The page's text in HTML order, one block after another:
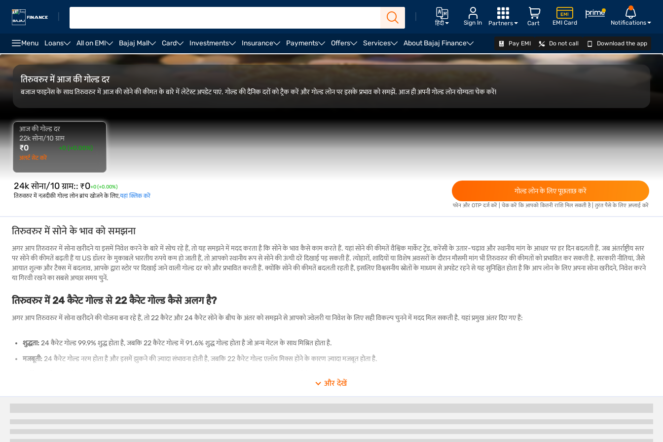
हिंदी Sign In EMI Card Notifications
Cart
Partners
Menu Loans All on EMI Bajaj Mall Card Investments Insurance Payments Offers Services About Bajaj Finance Pay EMI Do not call Download the app
ओवरव्यू गोल्ड रेट ट्रेंड कैलकुलेटर FAQ योग्यता जानें
तिरुवरुर में आज की गोल्ड दर
बजाज फाइनेंस के साथ तिरुवरुर में आज की सोने की कीमत के बारे में लेटेस्ट अपडेट पाएं. गोल्ड की दैनिक दरों को ट्रैक करें और गोल्ड लोन पर इसके प्रभाव को समझें. आज ही अपनी गोल्ड लोन योग्यता चेक करें!
आज की गोल्ड दर
22k सोना/10 ग्राम
₹0
+0 (+0.00%)
अलर्ट सेट करें
24k सोना/10 ग्राम:: ₹0+0 (+0.00%)
तिरुवरुर में नज़दीकी गोल्ड लोन ब्रांच खोजने के लिए,यहां क्लिक करें
गोल्ड लोन के लिए पूछताछ करें
फोन और OTP दर्ज करें | चेक करें कि आपको कितनी राशि मिल सकती है | तुरंत पैसे के लिए अप्लाई करें
तिरुवरुर में सोने के भाव को समझना
अगर आप तिरुवरुर में सोना खरीदने या इसमें निवेश करने के बारे में सोच रहे हैं, तो यह समझने में मदद करता है कि सोने के भाव कैसे काम करते हैं. यहां सोने की कीमतें वैश्विक मार्केट ट्रेंड, करेंसी के उतार-चढ़ाव और स्थानीय मांग के आधार पर हर दिन बदलती हैं. जब अंतर्राष्ट्रीय स्तर
पर सोने की कीमतें बढ़ती हैं या US डॉलर के मुकाबले भारतीय रुपये कम हो जाती हैं, तो आपको स्थानीय रूप से सोने की ऊंची दरें दिखाई पड़ सकती हैं. त्योहारों, शादियों या विशेष अवसरों के दौरान मौसमी मांग भी तिरुवरुर की कीमतों को प्रभावित कर सकती है. सरकारी नीतियां, जैसे
आयात शुल्क और टैक्स में बदलाव, आपके द्वारा स्टोर पर दिखाई जाने वाली गोल्ड दर को और प्रभावित करती हैं. क्योंकि सोने की कीमतें बदलती रहती हैं, इसलिए विश्वसनीय स्रोतों के माध्यम से अपडेट रहने से यह सुनिश्चित होता है कि आप लोन के लिए अपना सोना खरीदने, निवेश करने
या गिरवी रखने का सबसे अच्छा समय चुनें.
तिरुवरुर में 24 कैरेट गोल्ड से 22 कैरेट गोल्ड कैसे अलग है?
अगर आप तिरुवरुर में सोना खरीदने की योजना बना रहे हैं, तो 22 कैरेट और 24 कैरेट सोने के बीच के अंतर को समझने से आपको ज्वेलरी या निवेश के लिए सही विकल्प चुनने में मदद मिल सकती है. यहां प्रमुख अंतर दिए गए हैं:
शुद्धता: 24 कैरेट गोल्ड 99.9% शुद्ध होता है, जबकि 22 कैरेट गोल्ड में 91.6% शुद्ध गोल्ड होता है जो अन्य मेटल के साथ मिश्रित होता है.
मजबूती: 24 कैरेट गोल्ड नरम होता है और इसमें झुकने की ज़्यादा संभावना होती है, जबकि 22 कैरेट गोल्ड एलॉय मिक्स होने के कारण ज़्यादा मजबूत होता है.
देखें:22 कैरेट गोल्ड की तुलना में 24 कैरेट गोल्ड ज़्यादा ब्राइट पीले रंग का होता है.
तिरुवरुर में 22 कैरेट बनाम 24 कैरेट बनाम 18 कैरेट गोल्ड की शुद्धता
और देखें